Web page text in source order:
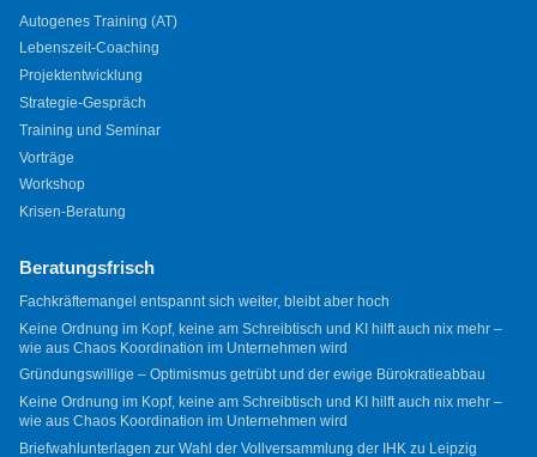
Autogenes Training (AT)
Lebenszeit-Coaching
Projektentwicklung
Strategie-Gespräch
Training und Seminar
Vorträge
Workshop
Krisen-Beratung
Beratungsfrisch
Fachkräftemangel entspannt sich weiter, bleibt aber hoch
Keine Ordnung im Kopf, keine am Schreibtisch und KI hilft auch nix mehr –
wie aus Chaos Koordination im Unternehmen wird
Gründungswillige – Optimismus getrübt und der ewige Bürokratieabbau
Keine Ordnung im Kopf, keine am Schreibtisch und KI hilft auch nix mehr –
wie aus Chaos Koordination im Unternehmen wird
Briefwahlunterlagen zur Wahl der Vollversammlung der IHK zu Leipzig